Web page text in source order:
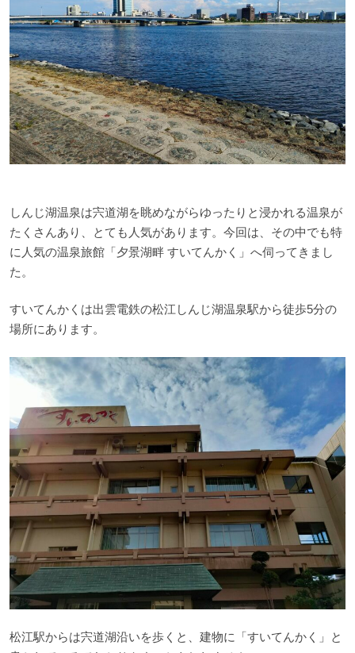
しんじ湖温泉は宍道湖を眺めながらゆったりと浸かれる温泉が
たくさんあり、とても人気があります。今回は、その中でも特
に人気の温泉旅館「夕景湖畔 すいてんかく」へ伺ってきまし
た。
すいてんかくは出雲電鉄の松江しんじ湖温泉駅から徒歩5分の
場所にあります。
松江駅からは宍道湖沿いを歩くと、建物に「すいてんかく」と